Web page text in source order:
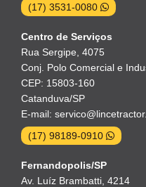
(17) 3531-0080
Centro de Serviços
Rua Sergipe, 4075
Conj. Polo Comercial e
CEP: 15803-160
Catanduva/SP
E-mail:
(17) 98189-0910
Fernandopolis/SP
Av. Luíz Brambatti, 4214